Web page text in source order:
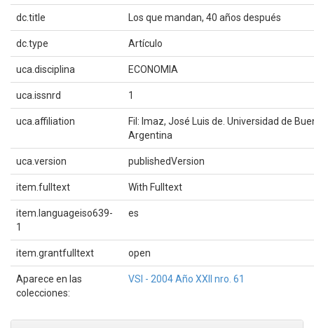
dc.title Los que mandan, 40 años después
dc.type Artículo
uca.disciplina ECONOMIA
uca.issnrd 1
uca.affiliation
Fil: Imaz, José Luis de. Universidad de
Argentina
uca.version publishedVersion
item.fulltext With Fulltext
item.languageiso639-
1
es
item.grantfulltext open
Aparece en las
colecciones:
VSI - 2004 Año XXII nro. 61